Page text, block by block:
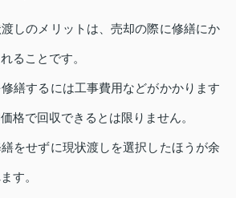
しのメリットは、売却の際に修繕にか
ることです。
繕するには工事費用などがかかります
格で回収できるとは限りません。
をせずに現状渡しを選択したほうが余
す。